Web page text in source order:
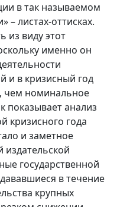
в так называемом
– листах-оттисках.
из виду этот
именно он
и в кризисный год
чем номинальное
показывает анализ
кризисного года
и заметное
издательской
государственной
в течение
крупных